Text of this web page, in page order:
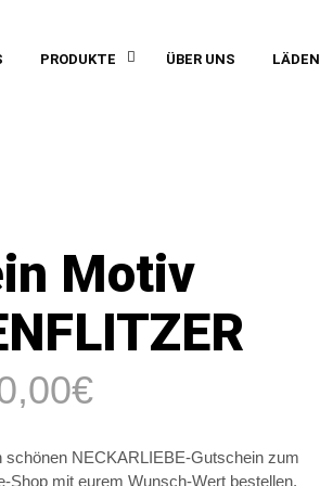
PRODUKTE ÜBER UNS LÄDEN
Motiv
€
schönen NECKARLIEBE-Gutschein zum
Shop mit eurem Wunsch-Wert bestellen.